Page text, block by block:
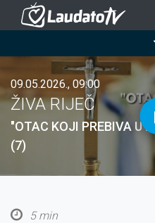
Skoči
sadržaj
09.05.2026., 09:00
ŽIVA RIJEČ
"OTAC KOJI PREBIVA U
(7)
5 min